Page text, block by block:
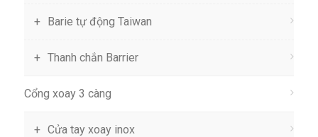
Barie tự động Taiwan
Thanh chắn Barrier
Cổng xoay 3 càng
Cửa tay xoay inox